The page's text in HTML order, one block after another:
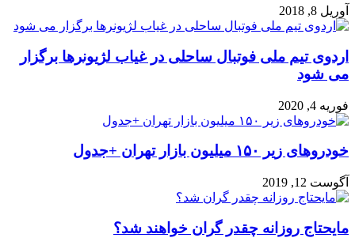
آوریل 8, 2018
اردوی تیم ملی فوتبال ساحلی در غیاب لژیونرها برگزار
می شود
فوریه 4, 2020
خودروهای زیر ۱۵۰ میلیون بازار تهران +جدول
آگوست 12, 2019
مایحتاج روزانه چقدر گران خواهند شد؟